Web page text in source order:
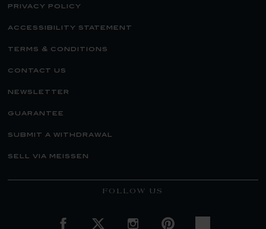
privacy policy
accessibility statement
terms & conditions
contact us
newsletter
guarantee
submit a withdrawal
sell via meissen
FOLLOW US